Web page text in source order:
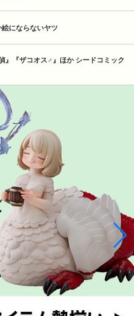
絵にならないヤツ
』『ザコオス♂』ほか シードコミック